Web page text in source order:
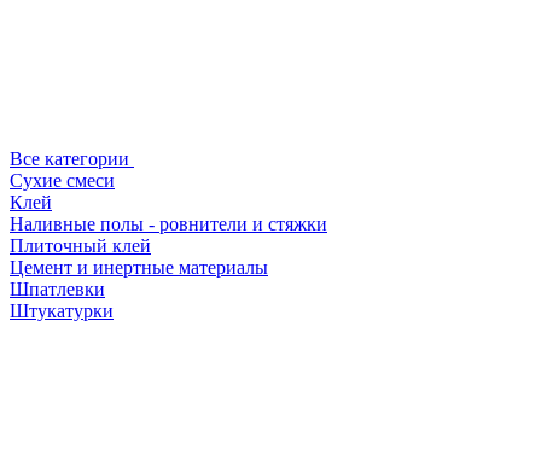
Все категории
Сухие смеси
Клей
Наливные полы - ровнители и стяжки
Плиточный клей
Цемент и инертные материалы
Шпатлевки
Штукатурки